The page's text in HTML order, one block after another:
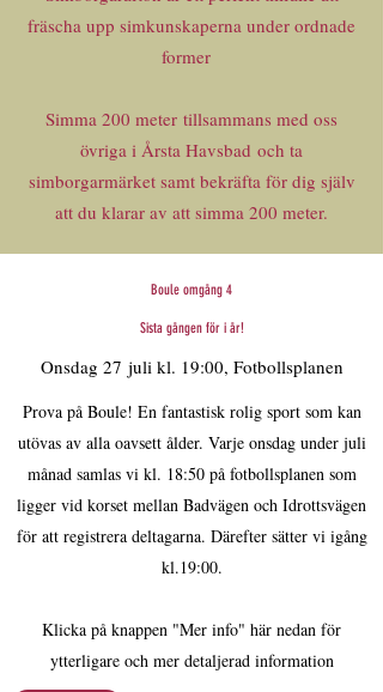
fräscha upp simkunskaperna under ordnade
former
Simma 200 meter tillsammans med oss
övriga i Årsta Havsbad och ta
simborgarmärket samt bekräfta för dig själv
att du klarar av att simma 200 meter.
Boule omgång 4
Sista gången för i år!
Onsdag 27 juli kl. 19:00, Fotbollsplanen
Prova på Boule! En fantastisk rolig sport som kan
utövas av alla oavsett ålder. Varje onsdag under juli
månad samlas vi kl. 18:50 på fotbollsplanen som
ligger vid korset mellan Badvägen och Idrottsvägen
för att registrera deltagarna. Därefter sätter vi igång
kl.19:00.
Klicka på knappen "Mer info" här nedan för
ytterligare och mer detaljerad information